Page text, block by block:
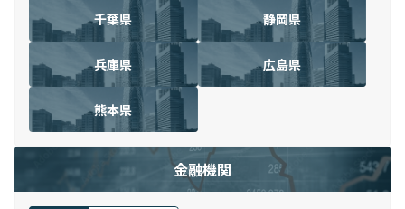
千葉県 静岡県
兵庫県 広島県
熊本県
金融機関